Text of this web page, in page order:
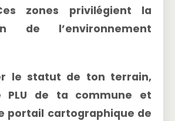
zones privilégient la
de l’environnement
le statut de ton terrain,
PLU de ta commune et
portail cartographique de